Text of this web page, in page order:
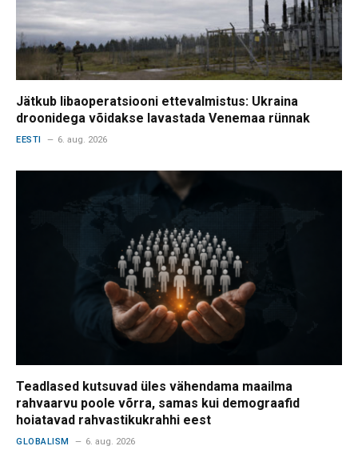
Jätkub libaoperatsiooni ettevalmistus: Ukraina
droonidega võidakse lavastada Venemaa rünnak
EESTI 6. aug. 2026
Teadlased kutsuvad üles vähendama maailma
rahvaarvu poole võrra, samas kui demograafid
hoiatavad rahvastikukrahhi eest
GLOBALISM 6. aug. 2026